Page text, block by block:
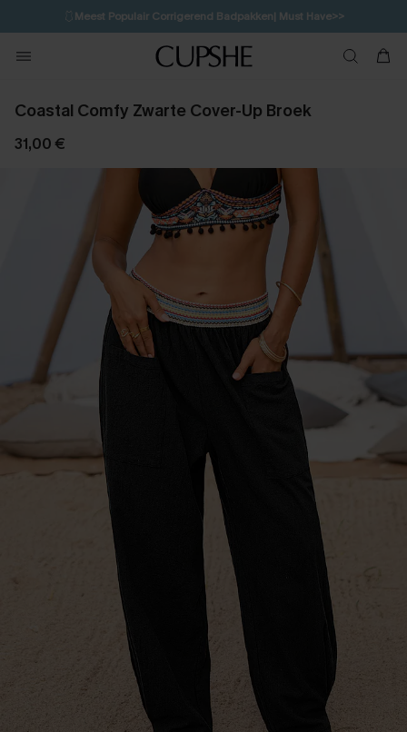
🩱Meest Populair Corrigerend Badpakken| Must Have>>
💌Abonneer je & ontvang tot 15% korting>>
Koop 3, krijg 15% korting | CODE: SW15
Coastal Comfy Zwarte Cover-Up Broek
31,00 €